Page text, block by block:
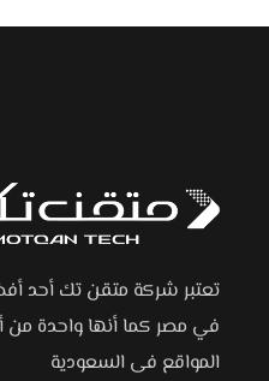
تعتبر شركة متقن تك أحد
في مصر كما أنها واحدة
المواقع فى السعودية